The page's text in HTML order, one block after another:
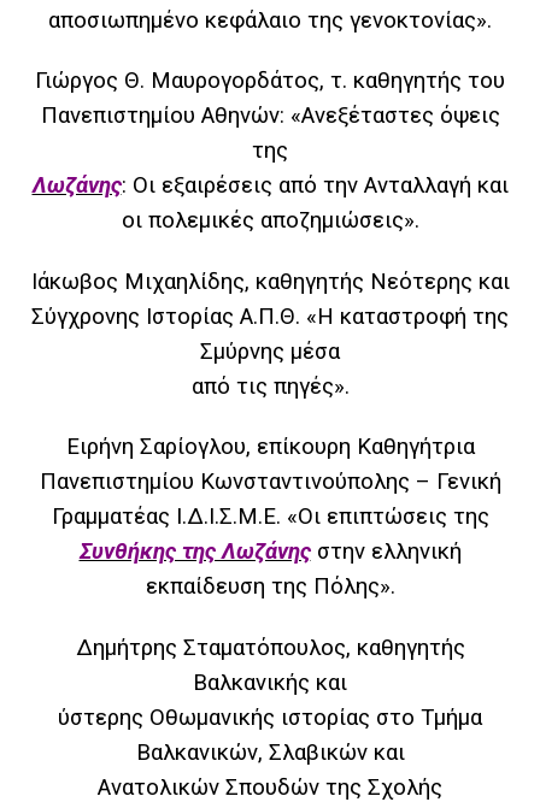
αποσιωπημένο κεφάλαιο της γενοκτονίας».
Γιώργος Θ. Μαυρογορδάτος, τ. καθηγητής του
Πανεπιστημίου Αθηνών: «Ανεξέταστες όψεις
της
Λωζάνης: Οι εξαιρέσεις από την Ανταλλαγή και
οι πολεμικές αποζημιώσεις».
Ιάκωβος Μιχαηλίδης, καθηγητής Νεότερης και
Σύγχρονης Ιστορίας Α.Π.Θ. «Η καταστροφή της
Σμύρνης μέσα
από τις πηγές».
Ειρήνη Σαρίογλου, επίκουρη Καθηγήτρια
Πανεπιστημίου Κωνσταντινούπολης – Γενική
Γραμματέας Ι.Δ.Ι.Σ.Μ.Ε. «Οι επιπτώσεις της
Συνθήκης της Λωζάνηςστην ελληνική
εκπαίδευση της Πόλης».
Δημήτρης Σταματόπουλος, καθηγητής
Βαλκανικής και
ύστερης Οθωμανικής ιστορίας στο Τμήμα
Βαλκανικών, Σλαβικών και
Ανατολικών Σπουδών της Σχολής